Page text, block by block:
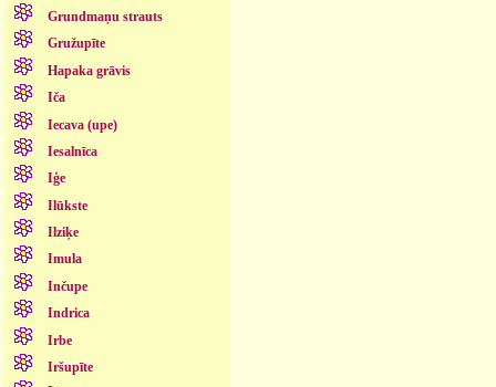
Grundmaņu strauts
Gružupīte
Hapaka grāvis
Iča
Iecava (upe)
Iesalnīca
Iģe
Ilūkste
Ilziķe
Imula
Inčupe
Indrica
Irbe
Iršupīte